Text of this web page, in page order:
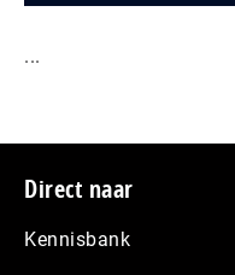
...
Footer
Direct naar
Kennisbank